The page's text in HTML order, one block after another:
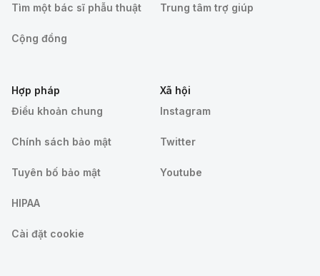
Tìm một bác sĩ phẫu thuật
Cộng đồng
Trung tâm trợ giúp
Hợp pháp
Điều khoản chung
Chính sách bảo mật
Tuyên bố bảo mật
HIPAA
Cài đặt cookie
Xã hội
Instagram
Twitter
Youtube